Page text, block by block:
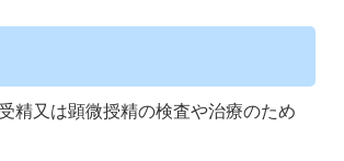
精又は顕微授精の検査や治療のため